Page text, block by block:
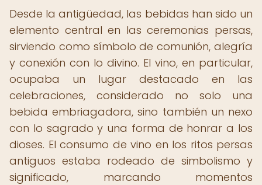
Desde la antigüedad, las bebidas han sido un
elemento central en las ceremonias persas,
sirviendo como símbolo de comunión, alegría
y conexión con lo divino. El vino, en particular,
ocupaba un lugar destacado en las
celebraciones, considerado no solo una
bebida embriagadora, sino también un nexo
con lo sagrado y una forma de honrar a los
dioses. El consumo de vino en los ritos persas
antiguos estaba rodeado de simbolismo y
significado, marcando momentos